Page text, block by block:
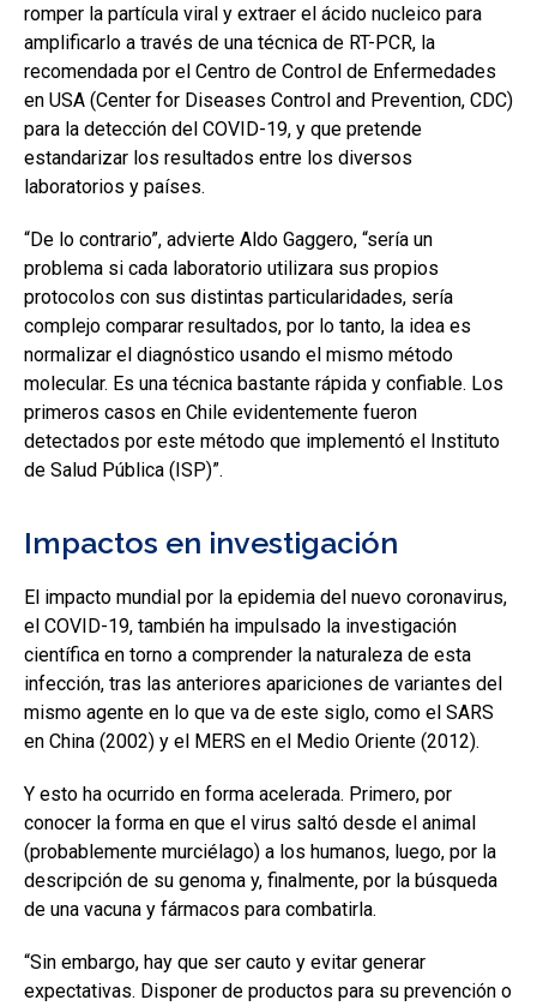
romper la partícula viral y extraer el ácido nucleico para
amplificarlo a través de una técnica de RT-PCR, la
recomendada por el Centro de Control de Enfermedades
en USA (Center for Diseases Control and Prevention, CDC)
para la detección del COVID-19, y que pretende
estandarizar los resultados entre los diversos
laboratorios y países.
“De lo contrario”, advierte Aldo Gaggero, “sería un
problema si cada laboratorio utilizara sus propios
protocolos con sus distintas particularidades, sería
complejo comparar resultados, por lo tanto, la idea es
normalizar el diagnóstico usando el mismo método
molecular. Es una técnica bastante rápida y confiable. Los
primeros casos en Chile evidentemente fueron
detectados por este método que implementó el Instituto
de Salud Pública (ISP)”.
Impactos en investigación
El impacto mundial por la epidemia del nuevo coronavirus,
el COVID-19, también ha impulsado la investigación
científica en torno a comprender la naturaleza de esta
infección, tras las anteriores apariciones de variantes del
mismo agente en lo que va de este siglo, como el SARS
en China (2002) y el MERS en el Medio Oriente (2012).
Y esto ha ocurrido en forma acelerada. Primero, por
conocer la forma en que el virus saltó desde el animal
(probablemente murciélago) a los humanos, luego, por la
descripción de su genoma y, finalmente, por la búsqueda
de una vacuna y fármacos para combatirla.
“Sin embargo, hay que ser cauto y evitar generar
expectativas. Disponer de productos para su prevención o